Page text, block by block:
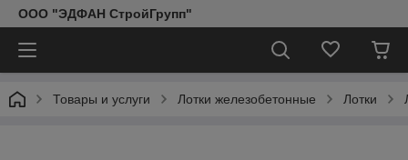
ООО "ЭДФАН СтройГрупп"
Товары и услуги Лотки железобетонные Лотки